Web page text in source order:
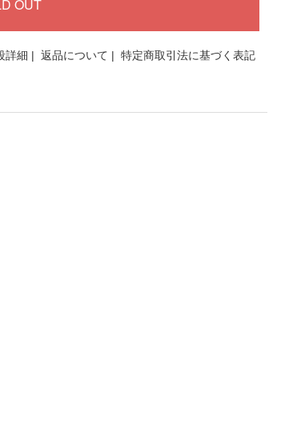
詳細 | 返品について | 特定商取引法に基づく表記